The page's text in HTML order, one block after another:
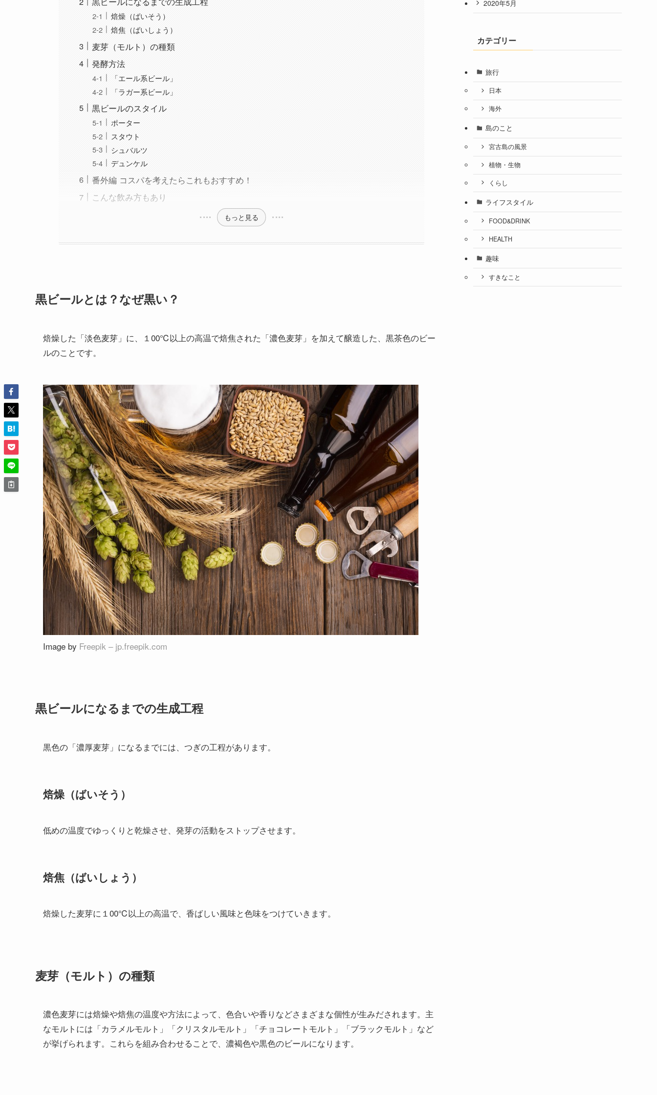
焙燥（ばいそう）
焙焦（ばいしょう）
麦芽（モルト）の種類
発酵方法
「エール系ビール」
「ラガー系ビール」
黒ビールのスタイル
ポーター
スタウト
シュバルツ
デュンケル
番外編 コスパを考えたらこれもおすすめ！
こんな飲み方もあり
もっと見る
黒ビールとは？なぜ黒い？
焙燥した「淡色麦芽」に、１00℃以上の高温で焙焦された「濃色麦芽」を加えて醸造した、黒茶色のビー
ルのことです。
Image by Freepik – jp.freepik.com
黒ビールになるまでの生成工程
黒色の「濃厚麦芽」になるまでには、つぎの工程があります。
焙燥（ばいそう）
低めの温度でゆっくりと乾燥させ、発芽の活動をストップさせます。
焙焦（ばいしょう）
焙燥した麦芽に１00℃以上の高温で、香ばしい風味と色味をつけていきます。
麦芽（モルト）の種類
濃色麦芽には焙燥や焙焦の温度や方法によって、色合いや香りなどさまざまな個性が生みだされます。主
なモルトには「カラメルモルト」「クリスタルモルト」「チョコレートモルト」「ブラックモルト」など
が挙げられます。これらを組み合わせることで、濃褐色や黒色のビールになります。
2020年5月
カテゴリー
旅行
日本
海外
島のこと
宮古島の風景
植物・生物
くらし
ライフスタイル
FOOD&DRINK
HEALTH
趣味
すきなこと